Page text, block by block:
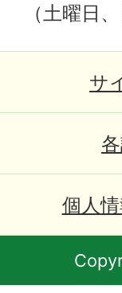
（土曜日
サ
個人